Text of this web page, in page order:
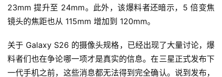
23mm 提升至 24mm。此外，该爆料者还暗示，5 倍变焦
镜头的焦距也从 115mm 增加到 120mm。
关于 Galaxy S26 的摄像头规格，已经出现了大量讨论，爆
料者们也在争论哪一项才是真实的信息。在三星正式发布下
一代手机之前，这些消息都无法得到完全确认。说到发布，